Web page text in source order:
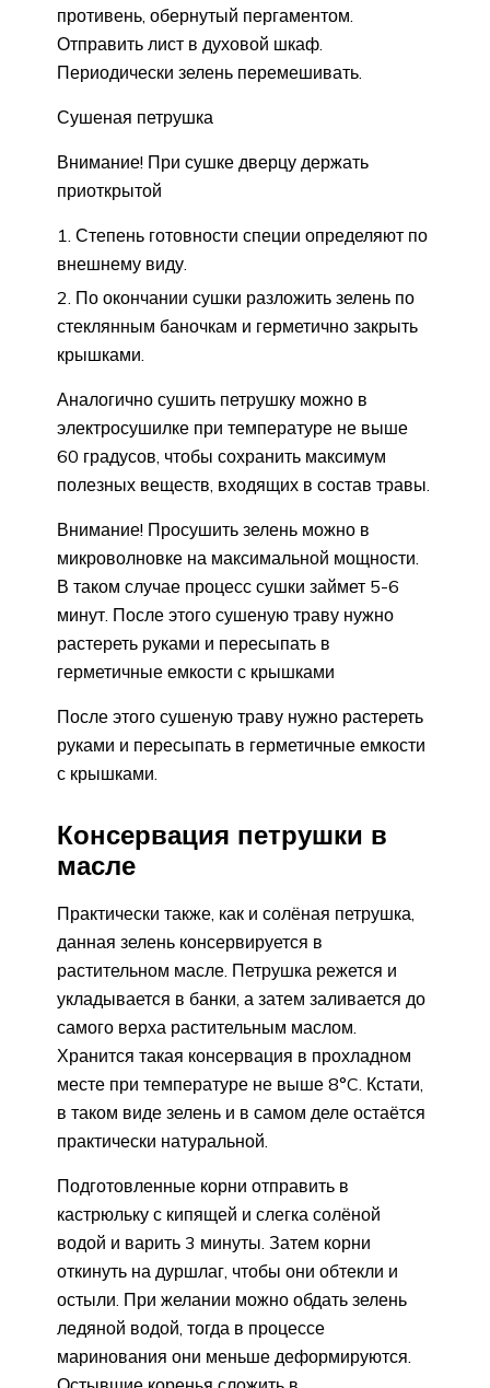
противень, обернутый пергаментом.
Отправить лист в духовой шкаф.
Периодически зелень перемешивать.
Сушеная петрушка
Внимание! При сушке дверцу держать
приоткрытой
Степень готовности специи определяют по
внешнему виду.
По окончании сушки разложить зелень по
стеклянным баночкам и герметично закрыть
крышками.
Аналогично сушить петрушку можно в
электросушилке при температуре не выше
60 градусов, чтобы сохранить максимум
полезных веществ, входящих в состав травы.
Внимание! Просушить зелень можно в
микроволновке на максимальной мощности.
В таком случае процесс сушки займет 5-6
минут. После этого сушеную траву нужно
растереть руками и пересыпать в
герметичные емкости с крышками
После этого сушеную траву нужно растереть
руками и пересыпать в герметичные емкости
с крышками.
Консервация петрушки в
масле
Практически также, как и солёная петрушка,
данная зелень консервируется в
растительном масле. Петрушка режется и
укладывается в банки, а затем заливается до
самого верха растительным маслом.
Хранится такая консервация в прохладном
месте при температуре не выше 8°C. Кстати,
в таком виде зелень и в самом деле остаётся
практически натуральной.
Подготовленные корни отправить в
кастрюльку с кипящей и слегка солёной
водой и варить 3 минуты. Затем корни
откинуть на дуршлаг, чтобы они обтекли и
остыли. При желании можно обдать зелень
ледяной водой, тогда в процессе
маринования они меньше деформируются.